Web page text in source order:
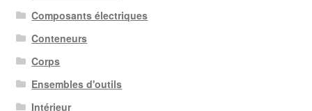
Composants électriques
Conteneurs
Corps
Ensembles d'outils
Intérieur